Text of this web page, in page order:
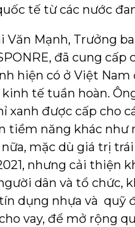
tế từ các nước
Văn Mạnh, Trưởng
đã cung
hiện có ở Việt
kinh tế tuần hoàn.
xanh được cấp cho
tiềm năng khác như
nữa, mặc dù giá trị
nhưng cải thiện
dân và tổ chức,
dụng nhựa và quỹ
vay, để mở rộng